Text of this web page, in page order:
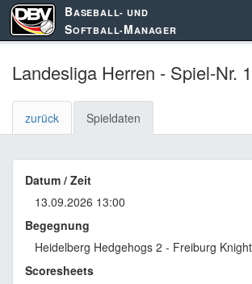
BASEBALL- UND
SOFTBALL-MANAGER
Landesliga Herren - Spiel-Nr.
zurück Spieldaten
Datum / Zeit
13.09.2026 13:00
Begegnung
Heidelberg Hedgehogs 2 - Freiburg
Scoresheets